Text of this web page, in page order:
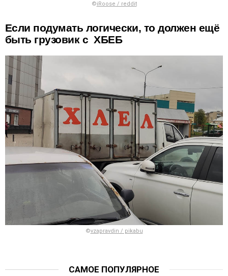
©iRoose / reddit
Если подумать логически, то должен ещё
быть грузовик с ХБЕБ
©vzapravdin / pikabu
САМОЕ ПОПУЛЯРНОЕ